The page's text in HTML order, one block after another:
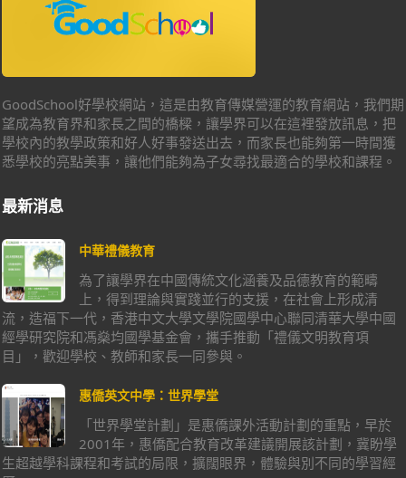
GoodSchool好學校網站，這是由教育傳媒營運的教育網站，我們期
望成為教育界和家長之間的橋樑，讓學界可以在這裡發放訊息，把
學校內的教學政策和好人好事發送出去，而家長也能夠第一時間獲
悉學校的亮點美事，讓他們能夠為子女尋找最適合的學校和課程。
最新消息
中華禮儀教育
為了讓學界在中國傳統文化涵養及品德教育的範疇
上，得到理論與實踐並行的支援，在社會上形成清
流，造福下一代，香港中文大學文學院國學中心聯同清華大學中國
經學研究院和馮燊均國學基金會，攜手推動「禮儀文明教育項
目」，歡迎學校、教師和家長一同參與。
惠僑英文中學：世界學堂
「世界學堂計劃」是惠僑課外活動計劃的重點，早於
2001年，惠僑配合教育改革建議開展該計劃，冀盼學
生超越學科課程和考試的局限，擴闊眼界，體驗與別不同的學習經